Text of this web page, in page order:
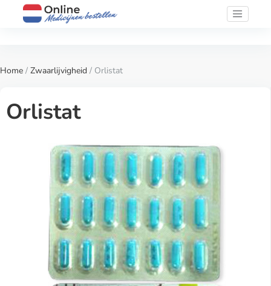
Home / Zwaarlijvigheid / Orlistat
Orlistat